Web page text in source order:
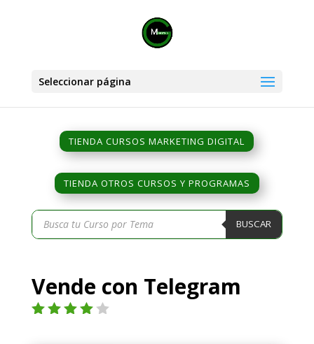
Seleccionar página
TIENDA CURSOS MARKETING DIGITAL
TIENDA OTROS CURSOS Y PROGRAMAS
Búsqueda
de
productos
BUSCAR
Vende con Telegram